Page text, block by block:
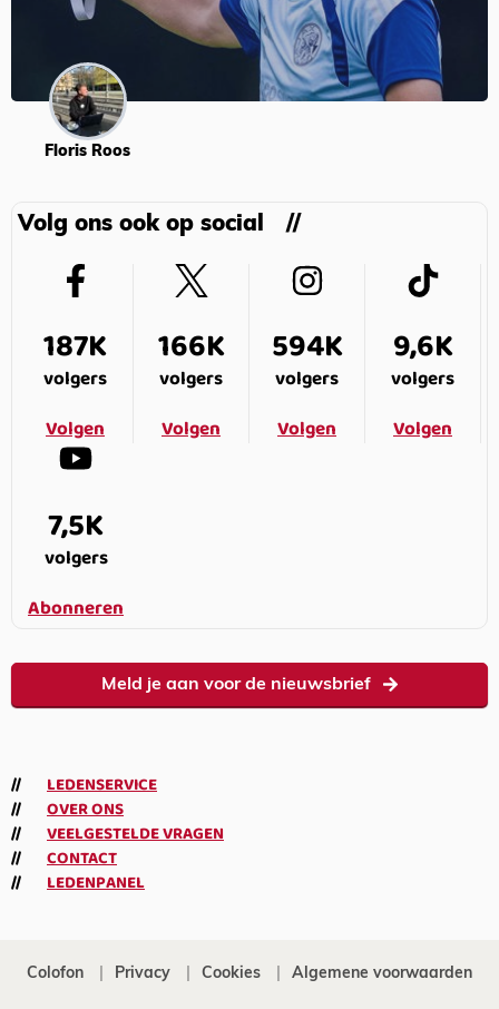
Floris Roos
Volg ons ook op social
187K
volgers
Volgen
166K
volgers
Volgen
594K
volgers
Volgen
9,6K
volgers
Volgen
7,5K
volgers
Abonneren
Meld je aan voor de nieuwsbrief
LEDENSERVICE
OVER ONS
VEELGESTELDE VRAGEN
CONTACT
LEDENPANEL
Colofon Privacy Cookies Algemene voorwaarden